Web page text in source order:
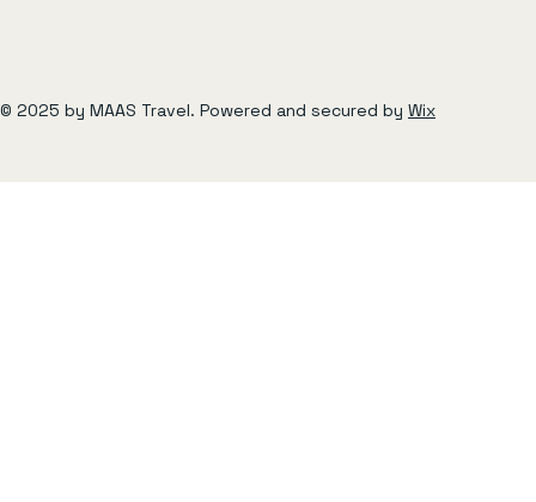
© 2025 by MAAS Travel. Powered and secured by Wix